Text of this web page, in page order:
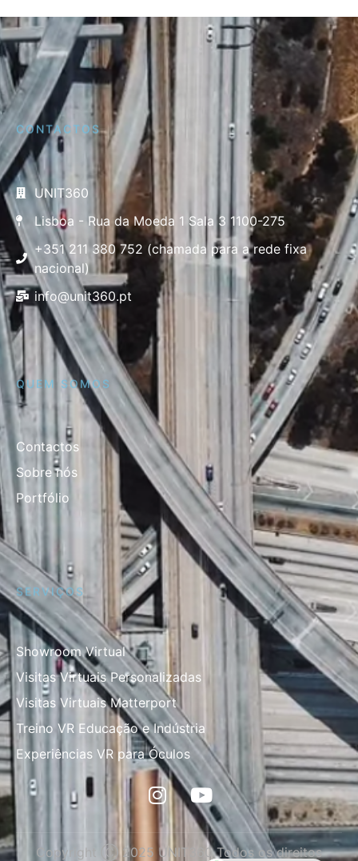
CONTACTOS
UNIT360
Lisboa - Rua da Moeda 1 Sala 3 1100-275
+351 211 380 752 (chamada para a rede fixa
nacional)
info@unit360.pt
QUEM SOMOS
Contactos
Sobre nós
Portfólio
SERVIÇOS
Showroom Virtual
Visitas Virtuais Personalizadas
Visitas Virtuais Matterport
Treino VR Educação e Indústria
Experiências VR para Óculos
Copyright Ⓒ 2025 UNIT360 Todos os direitos